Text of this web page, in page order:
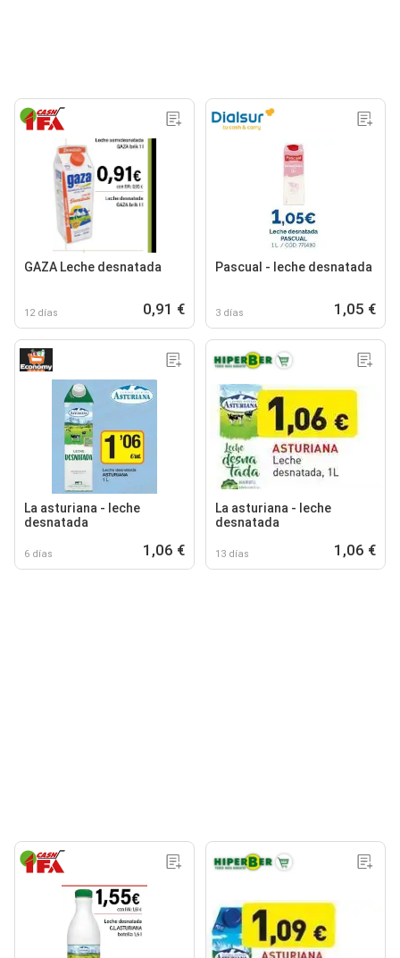
GAZA Leche desnatada
12 días 0,91 €
Pascual - leche desnatada
3 días 1,05 €
La asturiana - leche
desnatada
6 días 1,06 €
La asturiana - leche
desnatada
13 días 1,06 €